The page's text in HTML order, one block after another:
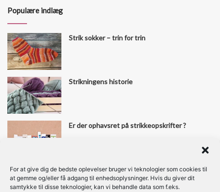
For at give dig de bedste oplevelser bruger vi teknologier som cookies til
at gemme og/eller få adgang til enhedsoplysninger. Hvis du giver dit
samtykke til disse teknologier, kan vi behandle data som f.eks.
Populære indlæg
Strik sokker – trin for trin
Strikningens historie
Er der ophavsret på strikkeopskrifter ?
Find os her